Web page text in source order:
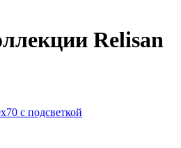
Relisan
с подсветкой